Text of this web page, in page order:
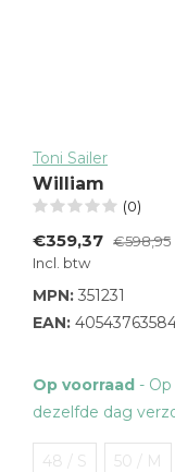
Toni Sailer
William
(0)
€359,37 €598,95
Incl. btw
MPN: 351231
EAN:
Op voorraad -
dezelfde dag
48 / S 50 / M